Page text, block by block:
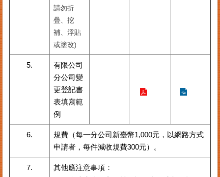
請勿折
疊、挖
補、浮貼
或塗改)
5.
有限公司
分公司變
更登記書
表填寫範
例
6.
規費（每一分公司新臺幣1,000元，以網路方式
申請者，每件減收規費300元）。
7.
其他應注意事項：